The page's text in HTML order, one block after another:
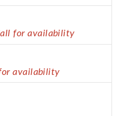
for availability
availability